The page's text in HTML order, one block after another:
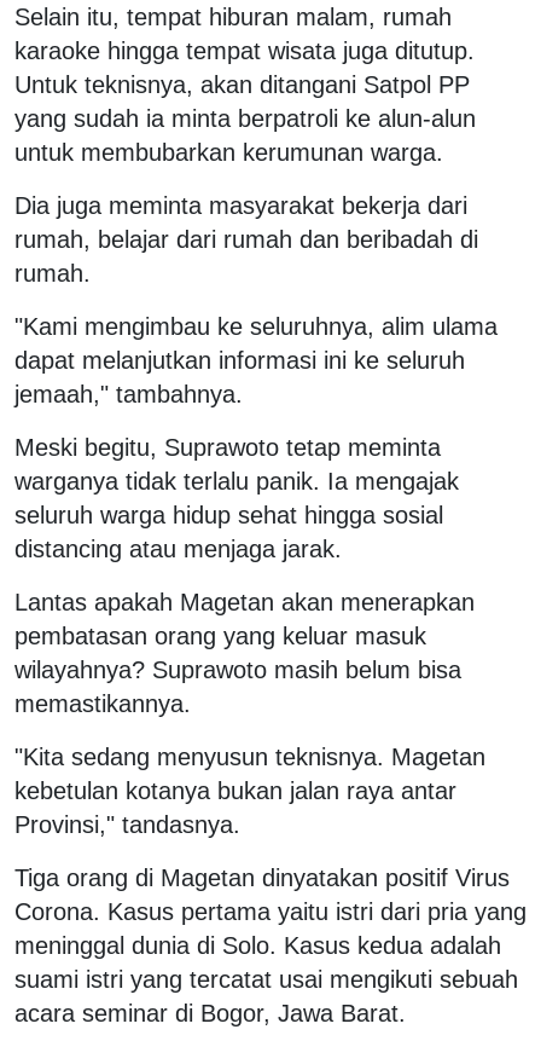
Selain itu, tempat hiburan malam, rumah
karaoke hingga tempat wisata juga ditutup.
Untuk teknisnya, akan ditangani Satpol PP
yang sudah ia minta berpatroli ke alun-alun
untuk membubarkan kerumunan warga.
Dia juga meminta masyarakat bekerja dari
rumah, belajar dari rumah dan beribadah di
rumah.
"Kami mengimbau ke seluruhnya, alim ulama
dapat melanjutkan informasi ini ke seluruh
jemaah," tambahnya.
Meski begitu, Suprawoto tetap meminta
warganya tidak terlalu panik. Ia mengajak
seluruh warga hidup sehat hingga sosial
distancing atau menjaga jarak.
Lantas apakah Magetan akan menerapkan
pembatasan orang yang keluar masuk
wilayahnya? Suprawoto masih belum bisa
memastikannya.
"Kita sedang menyusun teknisnya. Magetan
kebetulan kotanya bukan jalan raya antar
Provinsi," tandasnya.
Tiga orang di Magetan dinyatakan positif Virus
Corona. Kasus pertama yaitu istri dari pria yang
meninggal dunia di Solo. Kasus kedua adalah
suami istri yang tercatat usai mengikuti sebuah
acara seminar di Bogor, Jawa Barat.